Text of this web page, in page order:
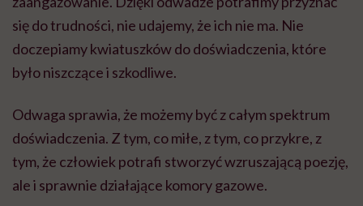
się do trudności, nie udajemy, że ich nie ma. Nie
doczepiamy kwiatuszków do doświadczenia, które
było niszczące i szkodliwe.
Odwaga sprawia, że możemy być z całym spektrum
doświadczenia. Z tym, co miłe, z tym, co przykre, z
tym, że człowiek potrafi stworzyć wzruszającą poezję,
ale i sprawnie działające komory gazowe.